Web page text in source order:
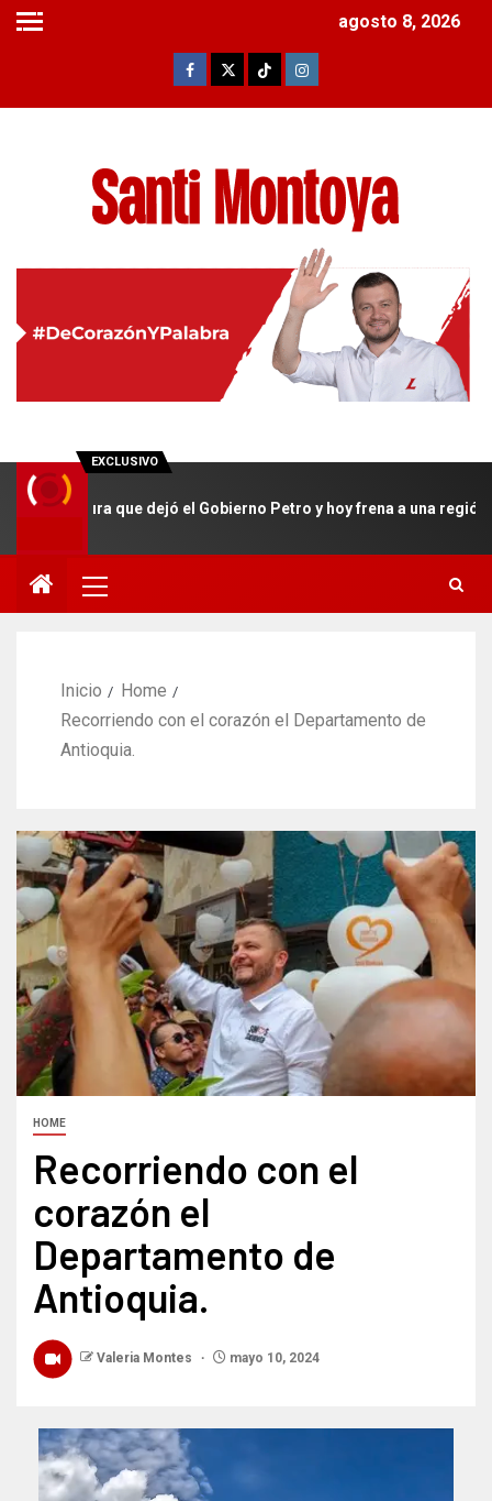
agosto 8, 2026
EXCLUSIVO
que dejó el Gobierno Petro y hoy frena a una región
Inicio
Home
Recorriendo con el corazón el Departamento de
Antioquia.
HOME
Recorriendo con el
corazón el
Departamento de
Antioquia.
Valeria Montes mayo 10, 2024